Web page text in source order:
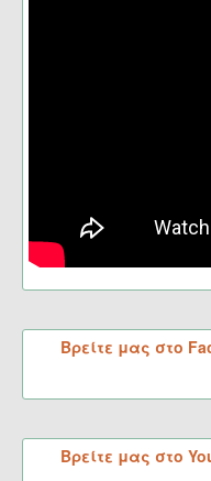
Βρείτε μας στο
Βρείτε μας στο